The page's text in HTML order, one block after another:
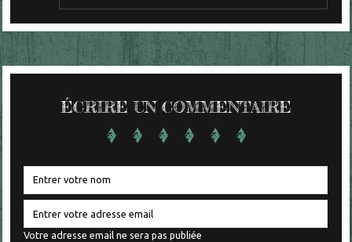
ÉCRIRE UN COMMENTAIRE
Votre adresse email ne sera pas publiée